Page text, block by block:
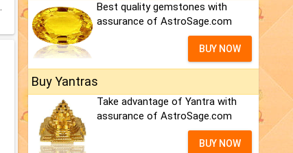
Best quality gemstones with
assurance of AstroSage.com
BUY NOW
Buy Yantras
Take advantage of Yantra with
assurance of AstroSage.com
BUY NOW